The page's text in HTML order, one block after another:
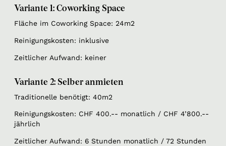
Variante 1: Coworking Space
Fläche im Coworking Space: 24m2
Reinigungskosten: inklusive
Zeitlicher Aufwand: keiner
Variante 2: Selber anmieten
Traditionelle benötigt: 40m2
Reinigungskosten: CHF 400.-- monatlich / CHF 4’800.--
jährlich
Zeitlicher Aufwand: 6 Stunden monatlich / 72 Stunden